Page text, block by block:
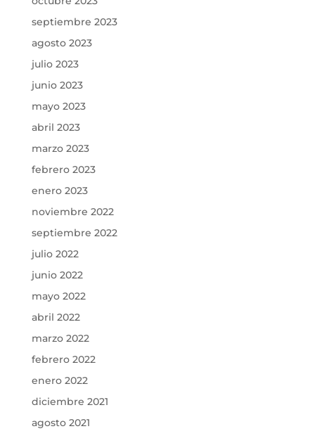
septiembre 2023
agosto 2023
julio 2023
junio 2023
mayo 2023
abril 2023
marzo 2023
febrero 2023
enero 2023
noviembre 2022
septiembre 2022
julio 2022
junio 2022
mayo 2022
abril 2022
marzo 2022
febrero 2022
enero 2022
diciembre 2021
agosto 2021